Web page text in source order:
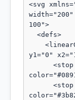
<svg
100">
y1="0"